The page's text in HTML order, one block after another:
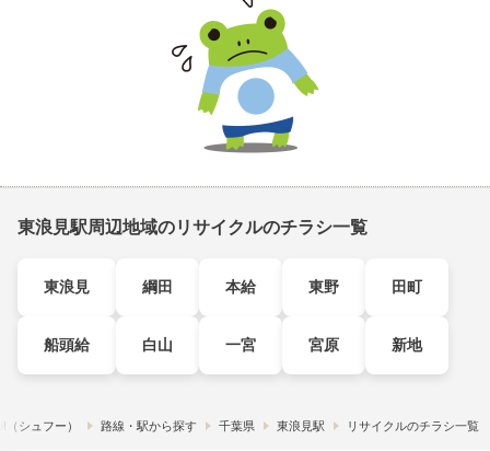
東浪見駅周辺地域のリサイクルのチラシ一覧
東浪見 綱田 本給 東野 田町
船頭給 白山 一宮 宮原 新地
シュフー） 路線・駅から探す 千葉県 東浪見駅 リサイクルのチラシ一覧